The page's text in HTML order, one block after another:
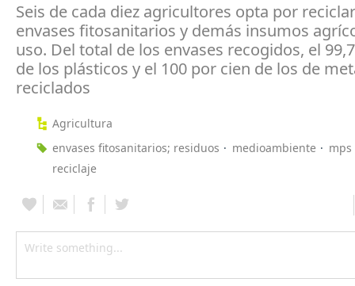
Seis de cada diez agricultores opta por
envases fitosanitarios y demás insumos
uso. Del total de los envases recogidos, el
de los plásticos y el 100 por cien de los de
reciclados
Agricultura
envases fitosanitarios; residuos
medioambiente
mps
reciclaje